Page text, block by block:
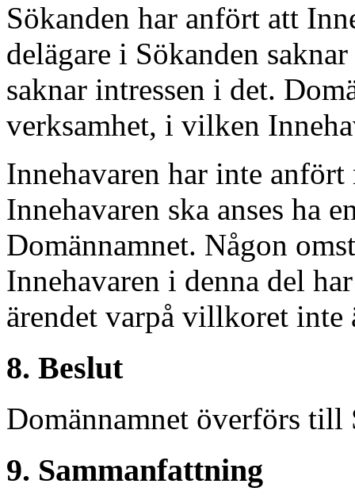
Sökanden har anfört att
delägare i Sökanden
saknar intressen i det.
verksamhet, i vilken
Innehavaren har inte
Innehavaren ska anses ha
Domännamnet. Någon
Innehavaren i denna del
ärendet varpå villkoret
8. Beslut
Domännamnet överförs till
9. Sammanfattning